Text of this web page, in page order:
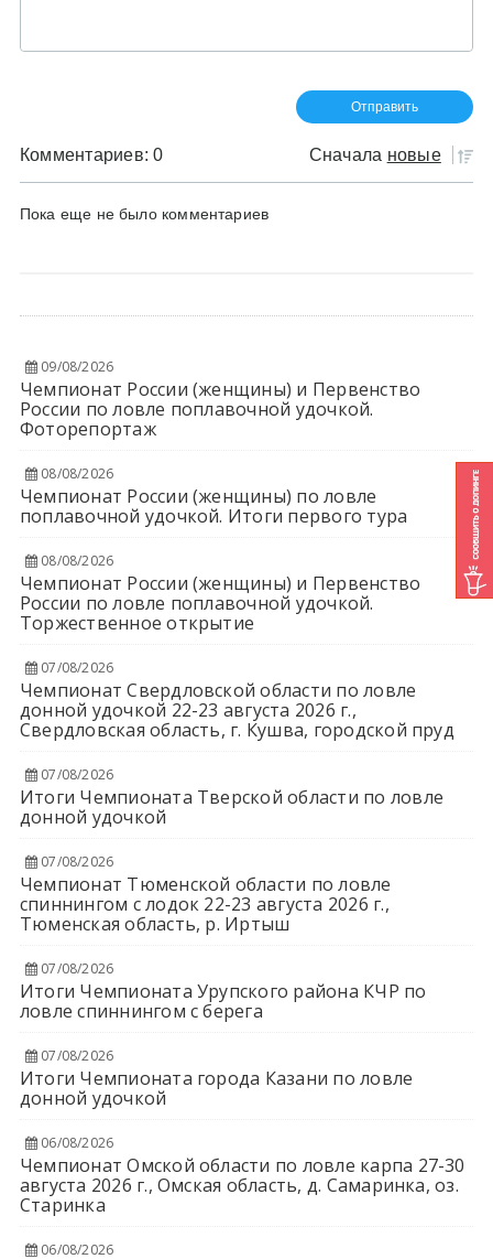
Комментариев: 0 Сначала новые
Пока еще не было комментариев
09/08/2026
Чемпионат России (женщины) и Первенство
России по ловле поплавочной удочкой.
Фоторепортаж
08/08/2026
Чемпионат России (женщины) по ловле
поплавочной удочкой. Итоги первого тура
08/08/2026
Чемпионат России (женщины) и Первенство
России по ловле поплавочной удочкой.
Торжественное открытие
07/08/2026
Чемпионат Свердловской области по ловле
донной удочкой 22-23 августа 2026 г.,
Свердловская область, г. Кушва, городской пруд
07/08/2026
Итоги Чемпионата Тверской области по ловле
донной удочкой
07/08/2026
Чемпионат Тюменской области по ловле
спиннингом с лодок 22-23 августа 2026 г.,
Тюменская область, р. Иртыш
07/08/2026
Итоги Чемпионата Урупского района КЧР по
ловле спиннингом с берега
07/08/2026
Итоги Чемпионата города Казани по ловле
донной удочкой
06/08/2026
Чемпионат Омской области по ловле карпа 27-30
августа 2026 г., Омская область, д. Самаринка, оз.
Старинка
06/08/2026